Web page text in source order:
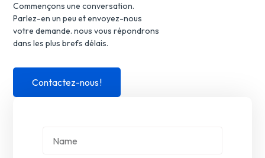
Commençons une conversation.
Parlez-en un peu et envoyez-nous
votre demande. nous vous répondrons
dans les plus brefs délais.
Contactez-nous !